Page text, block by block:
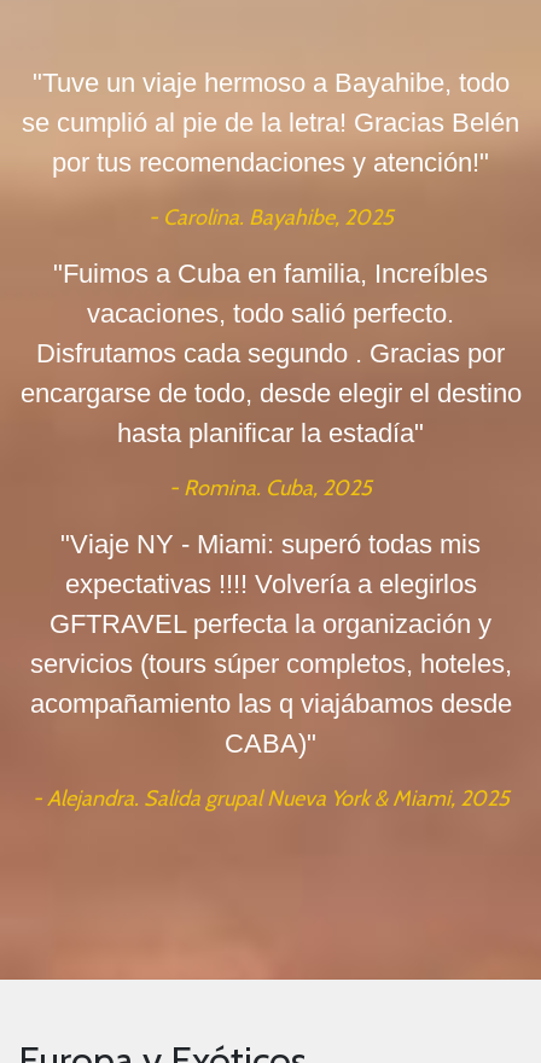
"Tuve un viaje hermoso a Bayahibe, todo
se cumplió al pie de la letra! Gracias Belén
por tus recomendaciones y atención!"
- Carolina. Bayahibe, 2025
"Fuimos a Cuba en familia, Increíbles
vacaciones, todo salió perfecto.
Disfrutamos cada segundo . Gracias por
encargarse de todo, desde elegir el destino
hasta planificar la estadía"
- Romina. Cuba, 2025
"Viaje NY - Miami: superó todas mis
expectativas !!!! Volvería a elegirlos
GFTRAVEL perfecta la organización y
servicios (tours súper completos, hoteles,
acompañamiento las q viajábamos desde
CABA)"
- Alejandra. Salida grupal Nueva York & Miami, 2025